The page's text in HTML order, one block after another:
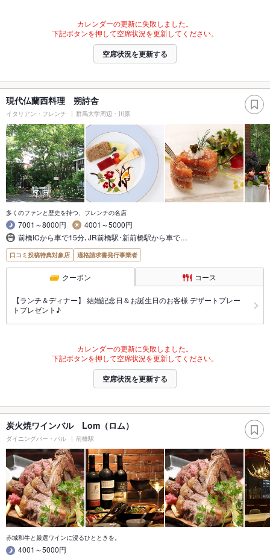
カレンダーの更新に失敗しました。
下記ボタンを押して空席状況を更新してください。
空席状況を更新する
現代仏蘭西料理 朔詩舎
イタリアン・フレンチ 群馬大学周辺・川原
多くのファンと歴史を持つ、フレンチの名店
7001～8000円
4001～5000円
前橋ICから車で15分､JR前橋駅･新前橋駅から車で…
口コミ投稿特典対象店 適格請求書発行事業者
クーポン コース
【ランチ＆ディナー】 結婚記念日＆お誕生日のお客様 デザートプレー
トプレゼント♪
カレンダーの更新に失敗しました。
下記ボタンを押して空席状況を更新してください。
空席状況を更新する
炭火焼ワインバル Lom（ロム）
ダイニングバー・バル 前橋駅
赤城和牛と厳選ワインに浸るひとときを。
4001～5000円